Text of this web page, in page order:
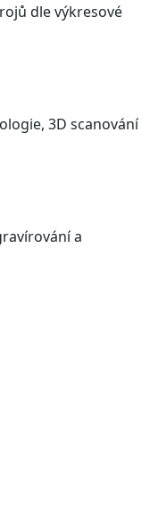
dle výkresové
3D scanování
a